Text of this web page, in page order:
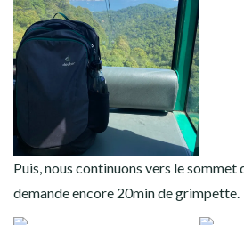
Puis, nous continuons vers le
demande encore 20min de grimpette.